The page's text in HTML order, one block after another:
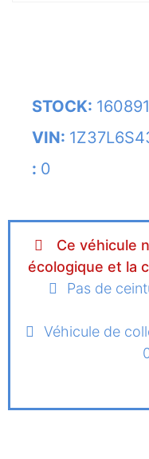
STOCK: 160891
VIN:
: 0
Ce véhicule
écologique et la
Pas de
Véhicule de